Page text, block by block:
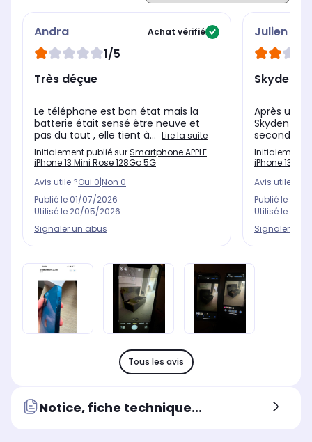
Andra Achat vérifié
1/5
Très déçue
Le téléphone est bon état mais la
batterie était sensé être neuve et
pas du tout , elle tient à... Lire la suite
Initialement publié surSmartphone APPLE
iPhone 13 Mini Rose 128Go 5G
Avis utile ?Oui 0|Non 0
Publié le 01/07/2026
Utilisé le 20/05/2026
Signaler un abus
Julien
Skyden
Après une
Skyden ne
seconde et
Initialement
iPhone 13
Avis utile ?
Publié le
Utilisé le
Signaler un
Tous les avis
Notice, fiche technique...